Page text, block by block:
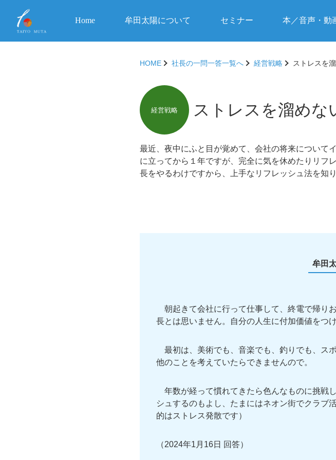
Home 牟田太陽について セミナー 本／音声・動
HOME 社長の一問一答一覧へ 経営戦略 ストレスを
経営戦略 ストレスを溜めな
最近、夜中にふと目が覚めて、会社の将来について
に立ってから１年ですが、完全に気を休めたりリフ
長をやるわけですから、上手なリフレッシュ法を知り
牟田
朝起きて会社に行って仕事して、終電で帰り
長とは思いません。自分の人生に付加価値をつ
最初は、美術でも、音楽でも、釣りでも、ス
他のことを考えていたらできませんので。
年数が経って慣れてきたら色んなものに挑戦
シュするのもよし、たまにはネオン街でクラブ
的はストレス発散です）
（2024年1月16日 回答）